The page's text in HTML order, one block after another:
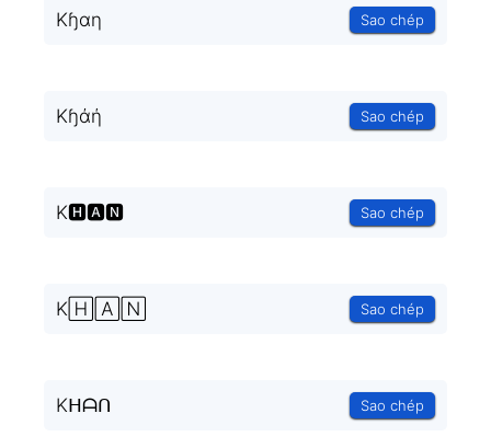
Kɧαη Sao chép
Kɧάή Sao chép
K🅷🅰🅽 Sao chép
K🄷🄰🄽 Sao chép
Kᕼᗩᑎ Sao chép